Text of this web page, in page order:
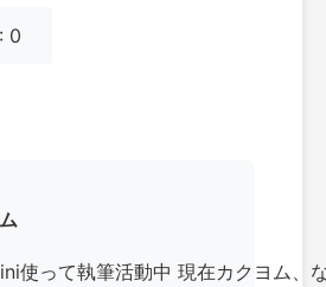
0
使って執筆活動中 現在カクヨム、